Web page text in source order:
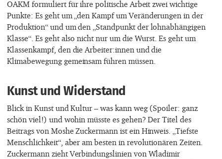
OAKM formuliert für ihre politische Arbeit zwei wichtige
Punkte: Es geht um „den Kampf um Veränderungen in der
Produktion“ und um den „Standpunkt der lohnabhängigen
Klasse“. Es geht also nicht nur um die Wurst. Es geht um
Klassenkampf, den die Arbeiter:innen und die
Klimabewegung gemeinsam führen müssen.
Kunst und Widerstand
Blick in Kunst und Kultur – was kann weg (Spoiler: ganz
schön viel!) und wohin müsste es gehen? Der Titel des
Beitrags von Moshe Zuckermann ist ein Hinweis. „Tiefste
Menschlichkeit“, aber am besten in revolutionären Zeiten.
Zuckermann zieht Verbindungslinien von Wladimir